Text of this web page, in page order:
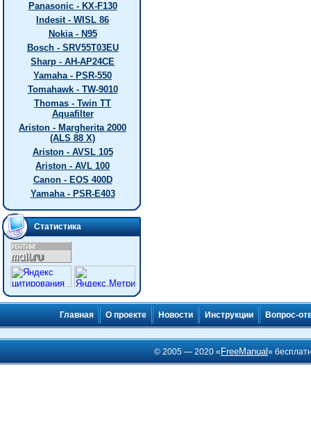
Panasonic - KX-F130
Indesit - WISL 86
Nokia - N95
Bosch - SRV55T03EU
Sharp - AH-AP24CE
Yamaha - PSR-550
Tomahawk - TW-9010
Thomas - Twin TT
Aquafilter
Ariston - Margherita 2000
(ALS 88 X)
Ariston - AVSL 105
Ariston - AVL 100
Canon - EOS 400D
Yamaha - PSR-E403
Статистика
Главная О проекте Новости Инструкции Вопрос-
© 2005 — 2020 « FreeManual»